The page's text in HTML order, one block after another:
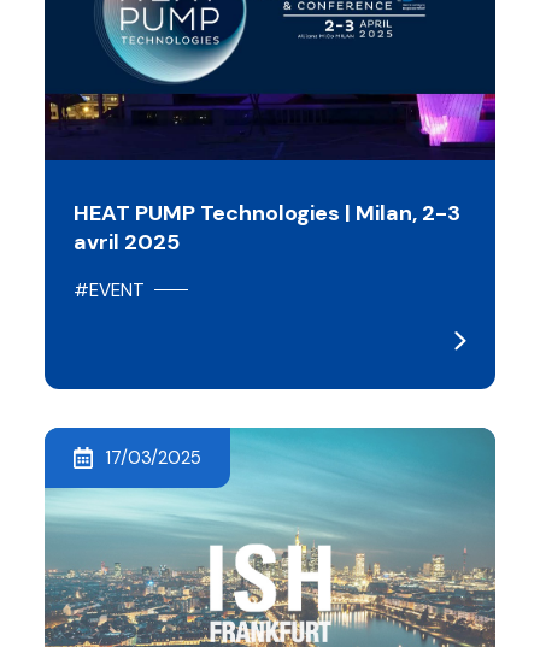
HEAT PUMP Technologies | Milan, 2-3
avril 2025
#EVENT
17/03/2025